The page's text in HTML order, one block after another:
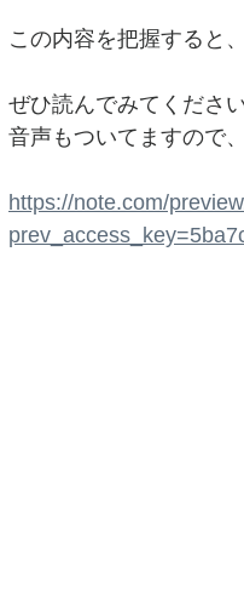
この内容を把握すると
ぜひ読んでみてください
音声もついてますので
https://note.com/